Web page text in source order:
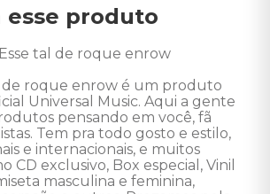
esse produto
tal de roque enrow
de roque enrow é um produto
Universal Music. Aqui a gente
pensando em você, fã
Tem pra todo gosto e estilo,
e internacionais, e muitos
CD exclusivo, Box especial, Vinil
masculina e feminina,